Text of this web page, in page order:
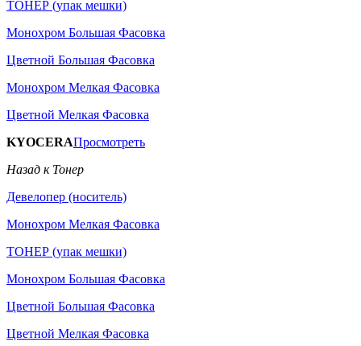
ТОНЕР (упак мешки)
Монохром Большая Фасовка
Цветной Большая Фасовка
Монохром Мелкая Фасовка
Цветной Мелкая Фасовка
KYOCERAПросмотреть
Назад к Тонер
Девелопер (носитель)
Монохром Мелкая Фасовка
ТОНЕР (упак мешки)
Монохром Большая Фасовка
Цветной Большая Фасовка
Цветной Мелкая Фасовка